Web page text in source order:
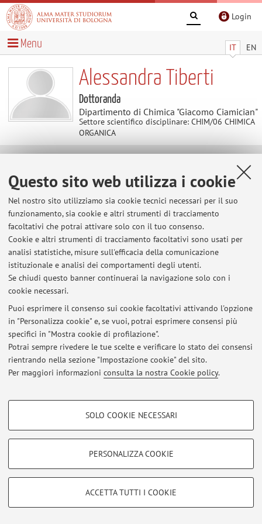
Questo sito web utilizza i cookie
Nel nostro sito utilizziamo sia cookie tecnici necessari per il suo
funzionamento, sia cookie e altri strumenti di tracciamento
facoltativi che potrai attivare solo con il tuo consenso.
Cookie e altri strumenti di tracciamento facoltativi sono usati per
analisi statistiche, misure sull'efficacia della comunicazione
istituzionale e analisi dei comportamenti degli utenti.
Se chiudi questo banner continuerai la navigazione solo con i
cookie necessari.
Puoi esprimere il consenso sui cookie facoltativi attivando l'opzione
in "Personalizza cookie" e, se vuoi, potrai esprimere consensi più
specifici in "Mostra cookie di profilazione".
Potrai sempre rivedere le tue scelte e verificare lo stato dei consensi
rientrando nella sezione "Impostazione cookie" del sito.
Per maggiori informazioni consulta la nostra Cookie policy.
COOKIE DI PROFILAZIONE - FACOLTATIVI
COOKIE TECNICI - NECESSARI
Si tratta di cookie tecnici utilizzati, a titolo esemplificativo, per il corretto
SOLO COOKIE NECESSARI
PERSONALIZZA COOKIE
ACCETTA TUTTI I COOKIE
Login
IT EN
Menu
Alessandra Tiberti
Dottoranda
Dipartimento di Chimica "Giacomo Ciamician"
Settore scientifico disciplinare: CHIM/06 CHIMICA
ORGANICA
Contatti
E-mail: alessandra.tiberti2@unibo.it
Dipartimento di Chimica "Giacomo Ciamician"
Via Gobetti 85, Bologna -Vai alla mappa
Ultimi avvisi
Al momento non sono presenti avvisi.
Accedi tramiteloginper gestire tutti i contenuti del sito.
© 2026 - ALMA MATER STUDIORUM - Università di Bologna - Via
|Note legali|Impostazioni Cookie